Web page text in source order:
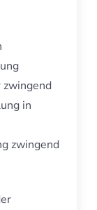
in
zwingend